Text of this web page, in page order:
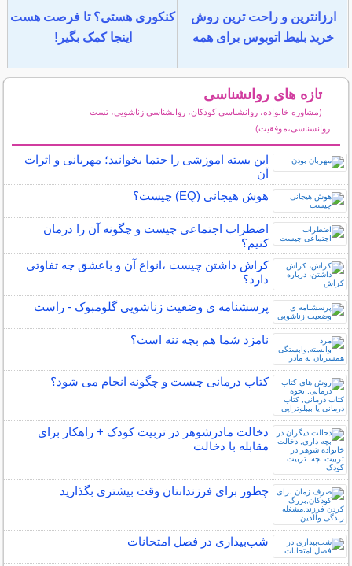
ارزانترین و راحت ترین روش
خرید بلیط اتوبوس برای همه
کنکوری هستی؟ تا فرصت هست
اینجا کمک بگیر!
تازه های روانشناسی
(مشاوره خانواده، روانشناسی کودکان، روانشناسی زناشویی، تست
روانشناسی،موفقیت)
این بسته آموزشی را حتما بخوانید؛ مهربانی و اثرات
آن
هوش هیجانی (EQ) چیست؟
اضطراب اجتماعی چیست و چگونه آن را درمان
کنیم؟
کراش داشتن چیست ،انواع آن و باعشق چه تفاوتی
دارد؟
پرسشنامه ی وضعیت زناشویی گلومبوک - راست
نامزد شما هم بچه ننه است؟
کتاب درمانی چیست و چگونه انجام می شود؟
دخالت مادرشوهر در تربیت کودک + راهکار برای
مقابله با دخالت
چطور برای فرزندانتان وقت بیشتری بگذارید
شب‌بیداری در فصل امتحانات